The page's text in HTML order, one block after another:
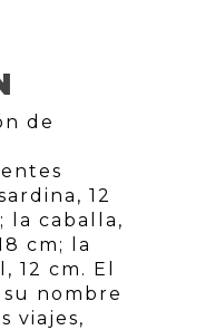
de
12
la caballa,
cm; la
12 cm. El
nombre
viajes,